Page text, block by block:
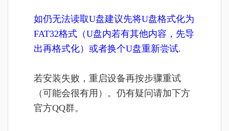
如仍无法读取U盘建议先将U盘格式化为
FAT32格式（U盘内若有其他内容，先导
出再格式化）或者换个U盘重新尝试.
若安装失败，重启设备再按步骤重试
（可能会很有用）。仍有疑问请加下方
官方QQ群。